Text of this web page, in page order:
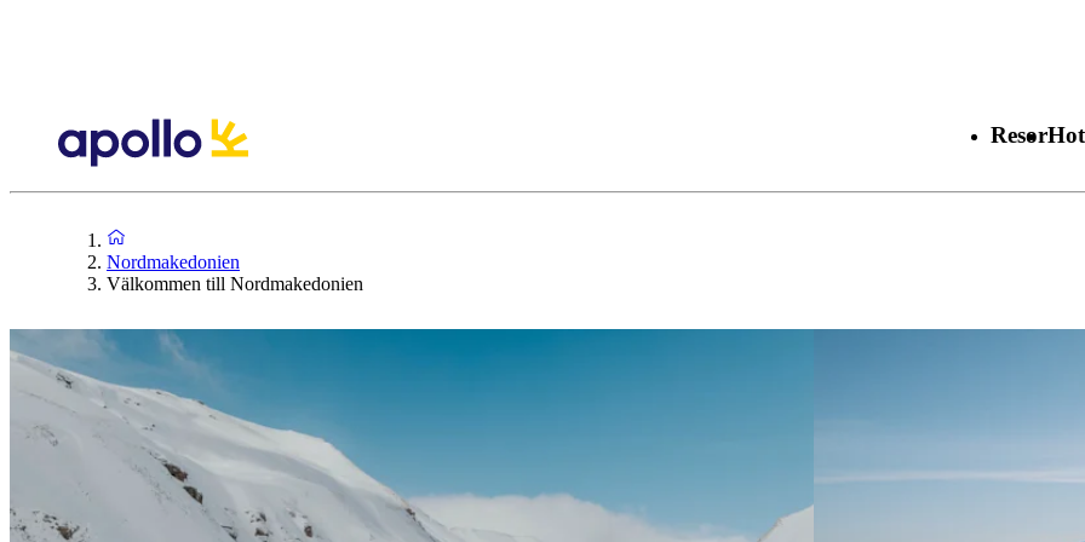
Resor
Nordmakedonien
Välkommen till Nordmakedonien